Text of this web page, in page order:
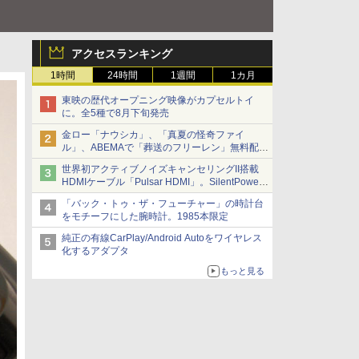
アクセスランキング
1時間 24時間 1週間 1カ月
東映の歴代オープニング映像がカプセルトイ
に。全5種で8月下旬発売
金ロー「ナウシカ」、「真夏の怪奇ファイ
ル」、ABEMAで「葬送のフリーレン」無料配信
など。夏の特番・配信情報
世界初アクティブノイズキャンセリングII搭載
HDMIケーブル「Pulsar HDMI」。SilentPower
から
「バック・トゥ・ザ・フューチャー」の時計台
をモチーフにした腕時計。1985本限定
純正の有線CarPlay/Android Autoをワイヤレス
化するアダプタ
もっと見る